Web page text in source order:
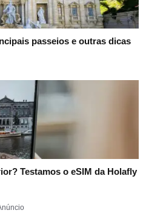
passeios e outras dicas
Testamos o eSIM da Holafly